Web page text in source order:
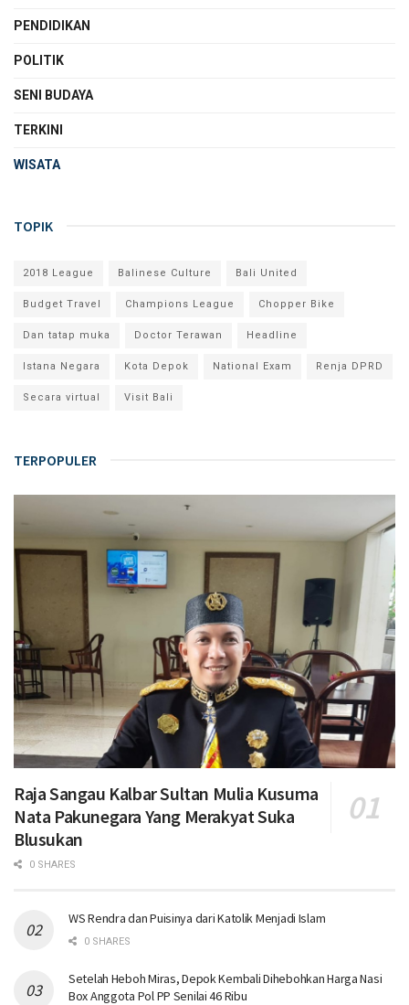
PENDIDIKAN
POLITIK
SENI BUDAYA
TERKINI
WISATA
TOPIK
2018 League Balinese Culture Bali United
Budget Travel Champions League Chopper Bike
Dan tatap muka Doctor Terawan Headline
Istana Negara Kota Depok National Exam Renja DPRD
Secara virtual Visit Bali
TERPOPULER
Raja Sangau Kalbar Sultan Mulia Kusuma
Nata Pakunegara Yang Merakyat Suka
Blusukan
0 SHARES
WS Rendra dan Puisinya dari Katolik Menjadi Islam
0 SHARES
Setelah Heboh Miras, Depok Kembali Dihebohkan Harga Nasi
Box Anggota Pol PP Senilai 46 Ribu